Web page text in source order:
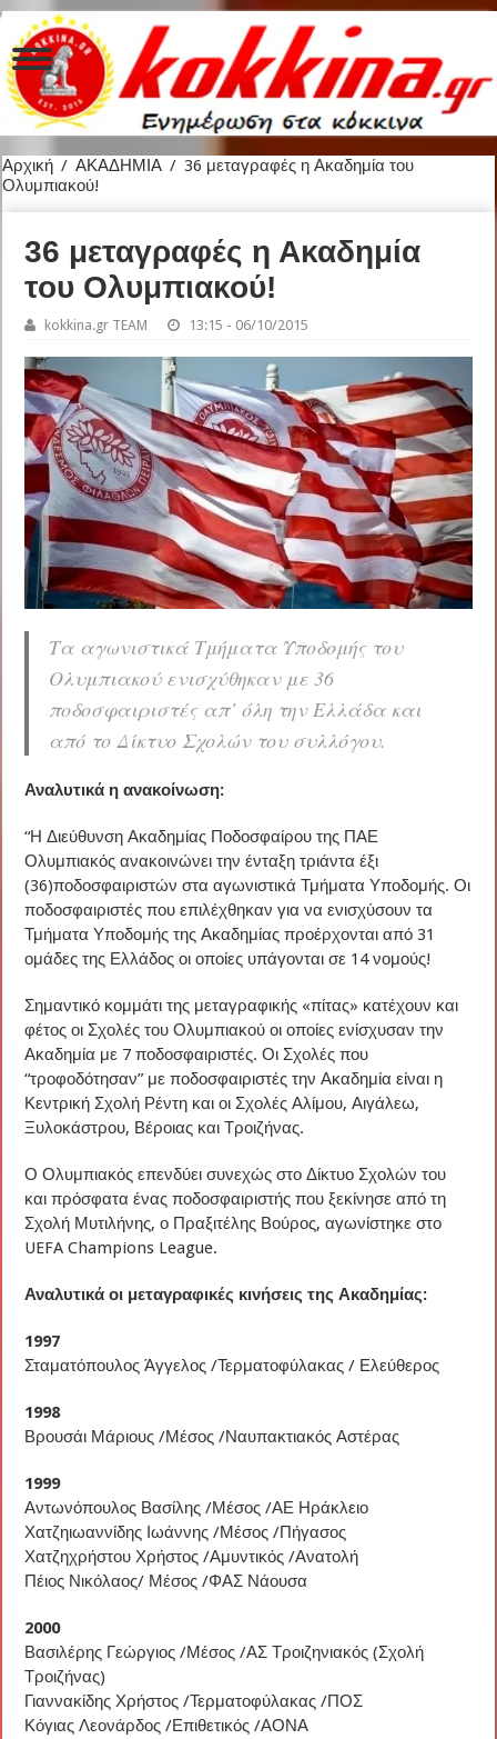
Αρχική / ΑΚΑΔΗΜΙΑ / 36 μεταγραφές η Ακαδημία του
Ολυμπιακού!
36 μεταγραφές η Ακαδημία
του Ολυμπιακού!
kokkina.gr TEAM 13:15 - 06/10/2015
Τα αγωνιστικά Τμήματα Υποδομής του
Ολυμπιακού ενισχύθηκαν με 36
ποδοσφαιριστές απ’ όλη την Ελλάδα και
από το Δίκτυο Σχολών του συλλόγου.
Αναλυτικά η ανακοίνωση:
“Η Διεύθυνση Ακαδημίας Ποδοσφαίρου της ΠΑΕ
Ολυμπιακός ανακοινώνει την ένταξη τριάντα έξι
(36)ποδοσφαιριστών στα αγωνιστικά Τμήματα Υποδομής. Οι
ποδοσφαιριστές που επιλέχθηκαν για να ενισχύσουν τα
Τμήματα Υποδομής της Ακαδημίας προέρχονται από 31
ομάδες της Ελλάδος οι οποίες υπάγονται σε 14 νομούς!
Σημαντικό κομμάτι της μεταγραφικής «πίτας» κατέχουν και
φέτος οι Σχολές του Ολυμπιακού οι οποίες ενίσχυσαν την
Ακαδημία με 7 ποδοσφαιριστές. Οι Σχολές που
“τροφοδότησαν” με ποδοσφαιριστές την Ακαδημία είναι η
Κεντρική Σχολή Ρέντη και οι Σχολές Αλίμου, Αιγάλεω,
Ξυλοκάστρου, Βέροιας και Τροιζήνας.
Ο Ολυμπιακός επενδύει συνεχώς στο Δίκτυο Σχολών του
και πρόσφατα ένας ποδοσφαιριστής που ξεκίνησε από τη
Σχολή Μυτιλήνης, ο Πραξιτέλης Βούρος, αγωνίστηκε στο
UEFA Champions League.
Αναλυτικά οι μεταγραφικές κινήσεις της Ακαδημίας:
1997
Σταματόπουλος Άγγελος /Τερματοφύλακας / Ελεύθερος
1998
Βρουσάι Μάριους /Μέσος /Ναυπακτιακός Αστέρας
1999
Αντωνόπουλος Βασίλης /Μέσος /ΑΕ Ηράκλειο
Χατζηιωαννίδης Ιωάννης /Μέσος /Πήγασος
Χατζηχρήστου Χρήστος /Αμυντικός /Ανατολή
Πέιος Νικόλαος/ Μέσος /ΦΑΣ Νάουσα
2000
Βασιλέρης Γεώργιος /Μέσος /ΑΣ Τροιζηνιακός (Σχολή
Τροιζήνας)
Γιαννακίδης Χρήστος /Τερματοφύλακας /ΠΟΣ
Κόγιας Λεονάρδος /Επιθετικός /ΑΟΝΑ